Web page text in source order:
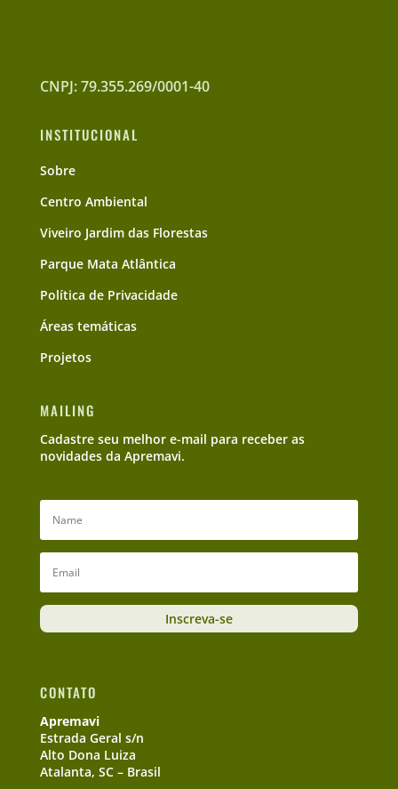
CNPJ: 79.355.269/0001-40
INSTITUCIONAL
Sobre
Centro Ambiental
Viveiro Jardim das Florestas
Parque Mata Atlântica
Política de Privacidade
Áreas temáticas
Projetos
MAILING
Cadastre seu melhor e-mail para receber as
novidades da Apremavi.
Inscreva-se
CONTATO
Apremavi
Estrada Geral s/n
Alto Dona Luiza
Atalanta, SC – Brasil